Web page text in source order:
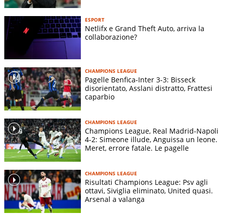
ESPORT
Netlifx e Grand Theft Auto, arriva la
collaborazione?
CHAMPIONS LEAGUE
Pagelle Benfica-Inter 3-3: Bisseck
disorientato, Asslani distratto, Frattesi
caparbio
CHAMPIONS LEAGUE
Champions League, Real Madrid-Napoli
4-2: Simeone illude, Anguissa un leone.
Meret, errore fatale. Le pagelle
CHAMPIONS LEAGUE
Risultati Champions League: Psv agli
ottavi, Siviglia eliminato, United quasi.
Arsenal a valanga